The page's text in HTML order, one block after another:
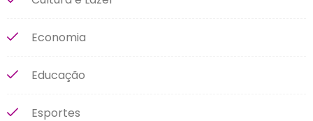
Economia
Educação
Esportes